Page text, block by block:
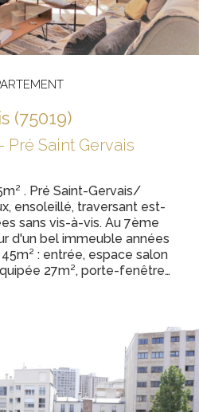
(75019)
Saint Gervais
. Pré Saint-Gervais/
ensoleillé, traversant est-
sans vis-à-vis. Au 7ème
d'un bel immeuble années
: entrée, espace salon
27m², porte-fenêtre…